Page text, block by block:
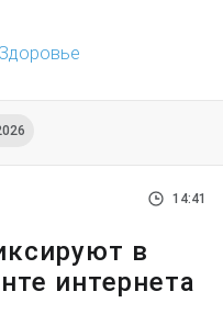
14:41
в
интернета